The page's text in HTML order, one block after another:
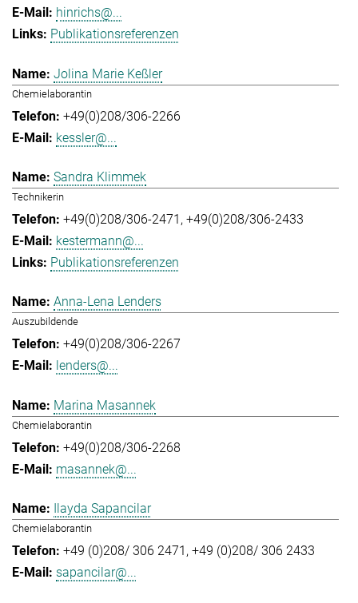
hinrichs@...
Publikationsreferenzen
Jolina Marie Keßler
Chemielaborantin
+49(0)208/306-2266
kessler@...
Sandra Klimmek
Technikerin
+49(0)208/306-2471 +49(0)208/306-2433
kestermann@...
Publikationsreferenzen
Anna-Lena Lenders
Auszubildende
+49(0)208/306-2267
lenders@...
Marina Masannek
Chemielaborantin
+49(0)208/306-2268
masannek@...
Ilayda Sapancilar
Chemielaborantin
+49 (0)208/ 306 2471 +49 (0)208/ 306 2433
sapancilar@...